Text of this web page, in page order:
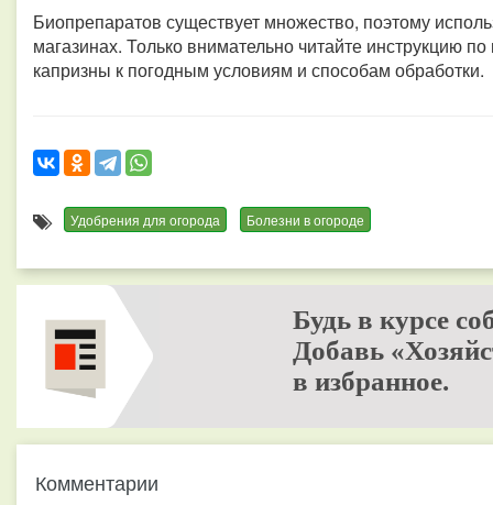
Биопрепаратов существует множество, поэтому
магазинах. Только внимательно читайте инструкцию
капризны к погодным условиям и способам обработки.
Удобрения для огорода Болезни в огороде
Будь в курсе
Добавь
в избранное.
Комментарии